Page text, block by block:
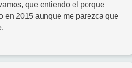
que entiendo el porque
en 2015 aunque me parezca que